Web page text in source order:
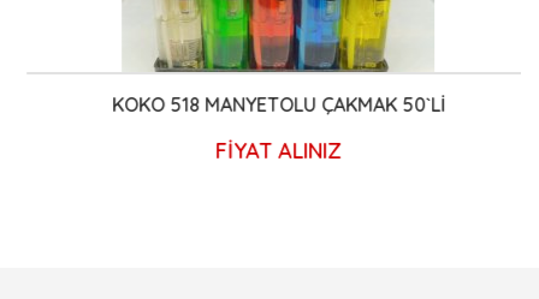
KOKO 518 MANYETOLU ÇAKMAK 50`Lİ
FİYAT ALINIZ